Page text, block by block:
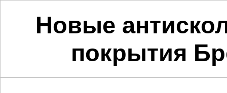
Новые
покрытия